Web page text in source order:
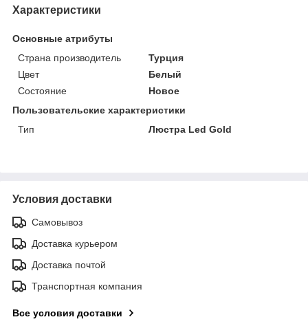
Характеристики
Основные атрибуты
Страна производитель
Турция
Цвет
Белый
Состояние
Новое
Пользовательские характеристики
Тип
Люстра Led Gold
Условия доставки
Самовывоз
Доставка курьером
Доставка почтой
Транспортная компания
Все условия доставки